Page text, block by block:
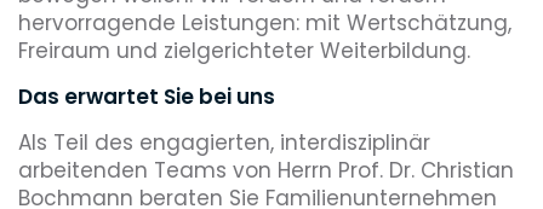
hervorragende Leistungen: mit Wertschätzung,
Freiraum und zielgerichteter Weiterbildung.
Das erwartet Sie bei uns
Als Teil des engagierten, interdisziplinär
arbeitenden Teams von Herrn Prof. Dr. Christian
Bochmann beraten Sie Familienunternehmen